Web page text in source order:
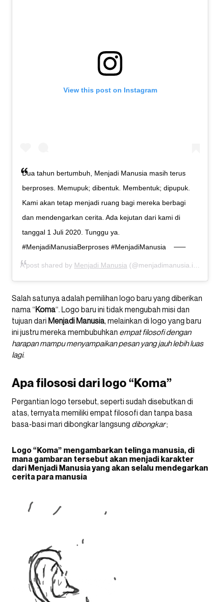
View this post on Instagram
Dua tahun bertumbuh, Menjadi Manusia masih terus
berproses. Memupuk; dibentuk. Membentuk; dipupuk.
Kami akan tetap menjadi ruang bagi mereka berbagi
dan mendengarkan cerita. Ada kejutan dari kami di
tanggal 1 Juli 2020. Tunggu ya.
#MenjadiManusiaBerproses #MenjadiManusia
A post shared by Menjadi Manusia (@menjadimanusia.id) on
Salah satunya adalah pemilihan logo baru yang diberikan
nama “Koma“. Logo baru ini tidak mengubah misi dan
tujuan dari Menjadi Manusia, melainkan di logo yang baru
ini justru mereka membubuhkan empat filosofi dengan
harapan mampu menyampaikan pesan yang jauh lebih luas
lagi.
Apa filososi dari logo “Koma”
Pergantian logo tersebut, seperti sudah disebutkan di
atas, ternyata memiliki empat filosofi dan tanpa basa
basa-basi mari dibongkar langsung dibongkar;
Logo “Koma” mengambarkan telinga manusia, di
mana gambaran tersebut akan menjadi karakter
dari Menjadi Manusia yang akan selalu mendegarkan
cerita para manusia